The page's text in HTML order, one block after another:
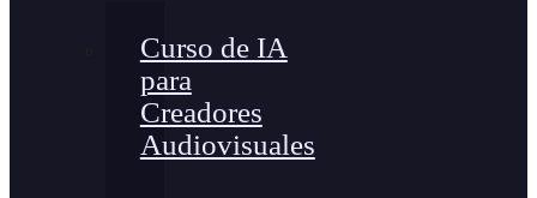
Curso de IA
para
Creadores
Audiovisuales